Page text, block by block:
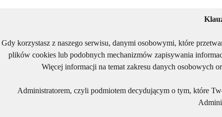
Gdy korzystasz z naszego serwisu, danymi osobowymi, które
plików cookies lub podobnych mechanizmów zapisywania
Więcej informacji na temat zakresu danych osobowych
Administratorem, czyli podmiotem decydującym o tym, które